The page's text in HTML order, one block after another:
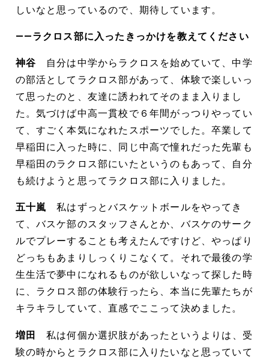
しいなと思っているので、期待しています。
――ラクロス部に入ったきっかけを教えてください
神谷
自分は中学からラクロスを始めていて、中学
の部活としてラクロス部があって、体験で楽しいっ
て思ったのと、友達に誘われてそのまま入りまし
た。気づけば中高一貫校で６年間がっつりやってい
て、すごく本気になれたスポーツでした。卒業して
早稲田に入った時に、同じ中高で憧れだった先輩も
早稲田のラクロス部にいたというのもあって、自分
も続けようと思ってラクロス部に入りました。
五十嵐 私はずっとバスケットボールをやってき
て、バスケ部のスタッフさんとか、バスケのサーク
ルでプレーすることも考えたんですけど、やっぱり
どっちもあまりしっくりこなくて。それで最後の学
生生活で夢中になれるものが欲しいなって探した時
に、ラクロス部の体験行ったら、本当に先輩たちが
キラキラしていて、直感でここって決めました。
増田
私は何個か選択肢があったというよりは、受
験の時からとラクロス部に入りたいなと思っていて